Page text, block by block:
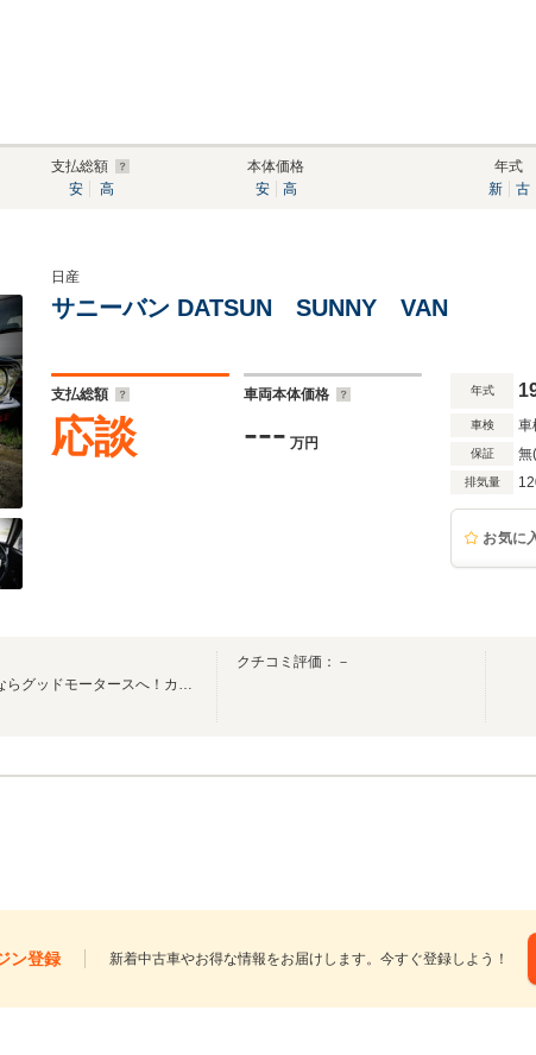
支払総額
安
高
本体価格
安
高
年式
新
古
日産
サニーバン DATSUN SUNNY VAN
支払総額
応談
車両本体価格
--- 万円
年式
車検 車
保証 無
排気量
お気に
輸入車～希少車等車の事ならグッドモータースへ！カスタム等も当店へ御相談下さい！
クチコミ評価：－
ン登録 新着中古車やお得な情報をお届けします。今すぐ登録しよう！